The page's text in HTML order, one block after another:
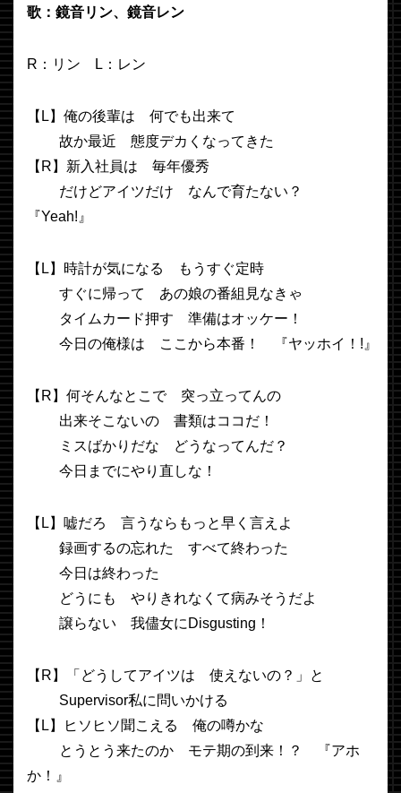
歌：鏡音リン、鏡音レン
R：リン L：レン
【L】俺の後輩は 何でも出来て
故か最近 態度デカくなってきた
【R】新入社員は 毎年優秀
だけどアイツだけ なんで育たない？
『Yeah!』
【L】時計が気になる もうすぐ定時
すぐに帰って あの娘の番組見なきゃ
タイムカード押す 準備はオッケー！
今日の俺様は ここから本番！ 『ヤッホイ！!』
【R】何そんなとこで 突っ立ってんの
出来そこないの 書類はココだ！
ミスばかりだな どうなってんだ？
今日までにやり直しな！
【L】嘘だろ 言うならもっと早く言えよ
録画するの忘れた すべて終わった
今日は終わった
どうにも やりきれなくて病みそうだよ
譲らない 我儘女にDisgusting！
【R】「どうしてアイツは 使えないの？」と
Supervisor私に問いかける
【L】ヒソヒソ聞こえる 俺の噂かな
とうとう来たのか モテ期の到来！？ 『アホ
か！』